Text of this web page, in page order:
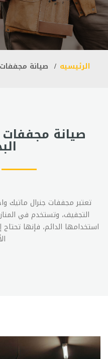
الرئيسيه صيانة
صيانة
تعتبر مجففات جنرال ماتيك
التجفيف، وتستخدم في
استخدامها الدائم، فإنها